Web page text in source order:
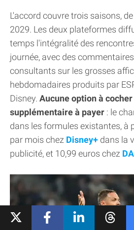
L'accord couvre trois saisons,
2029. Les deux plateformes
temps l'intégralité des
journée, avec des
consultants sur les grosses
hebdomadaires produits par
Disney. Aucune option à
supplémentaire à payer : le
dans les formules existantes, à
par mois chez Disney+ dans la
publicité, et 10,99 euros chez